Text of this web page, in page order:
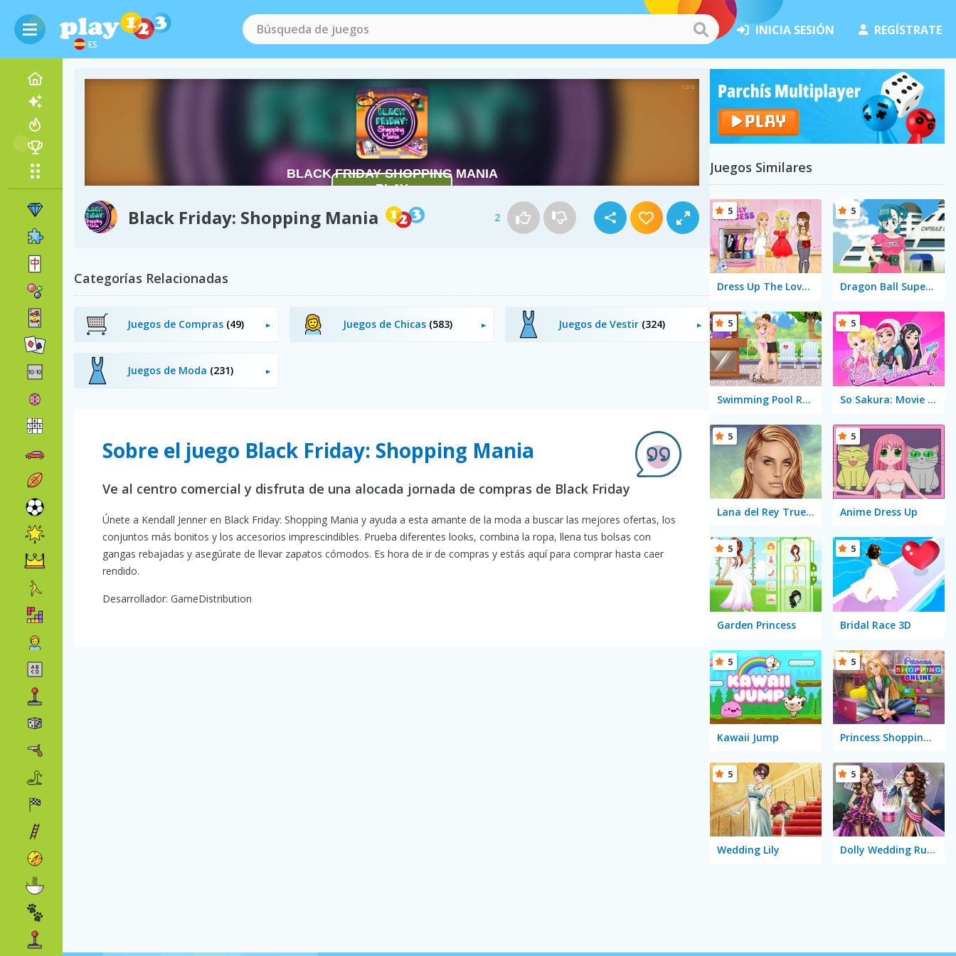
ES
INICIA SESIÓN REGÍSTRATE
Black Friday: Shopping Mania 2
Categorías Relacionadas
Juegos de Compras (49) Juegos de Chicas (583) Juegos de Vestir (324)
Juegos de Moda (231)
Sobre el juego Black Friday: Shopping Mania
Ve al centro comercial y disfruta de una alocada jornada de compras de Black Friday
Únete a Kendall Jenner en Black Friday: Shopping Mania y ayuda a esta amante de la moda a buscar las mejores ofertas, los
conjuntos más bonitos y los accesorios imprescindibles. Prueba diferentes looks, combina la ropa, llena tus bolsas con
gangas rebajadas y asegúrate de llevar zapatos cómodos. Es hora de ir de compras y estás aquí para comprar hasta caer
rendido.
Desarrollador: GameDistribution
Juegos Similares
Dress Up The Lovely Princess
5
Dragon Ball Super Bulma Dress Up
5
Swimming Pool Romance
5
So Sakura: Movie Star
5
Lana del Rey True Make Up
5
Anime Dress Up
5
Garden Princess
5
Bridal Race 3D
5
Kawaii Jump
5
Princess Shopping Online
5
Wedding Lily
5
Dolly Wedding Runway
5